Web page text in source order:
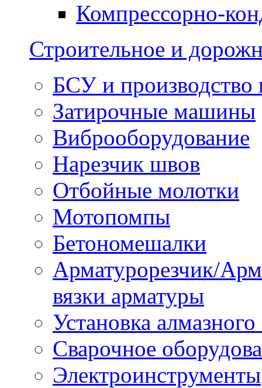
Компрессорно-
Строительное и
БСУ и производство
Затирочные машины
Виброоборудование
Нарезчик швов
Отбойные молотки
Мотопомпы
Бетономешалки
Арматурорезчик/
вязки арматуры
Установка
Сварочное
Электроинструменты